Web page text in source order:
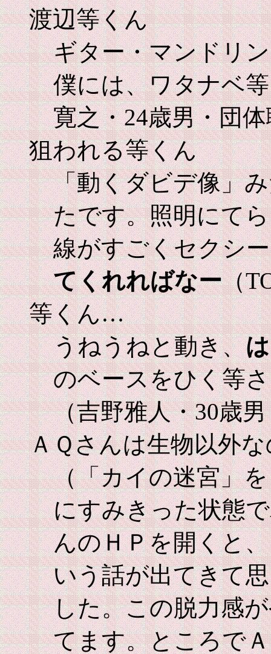
渡辺等くん
ギター・マンドリ
僕には、ワタナベ
寛之・24歳男・団
狙われる等くん
「動くダビデ像」
たです。照明にて
線がすごくセクシ
てくれればなー（
等くん…
うねうねと動き、
のベースをひく等
（吉野雅人・30歳
ＡＱさんは生物以外
（「カイの迷宮」
にすみきった状態
んのＨＰを開くと
いう話が出てきて
した。この脱力感
てます。ところで